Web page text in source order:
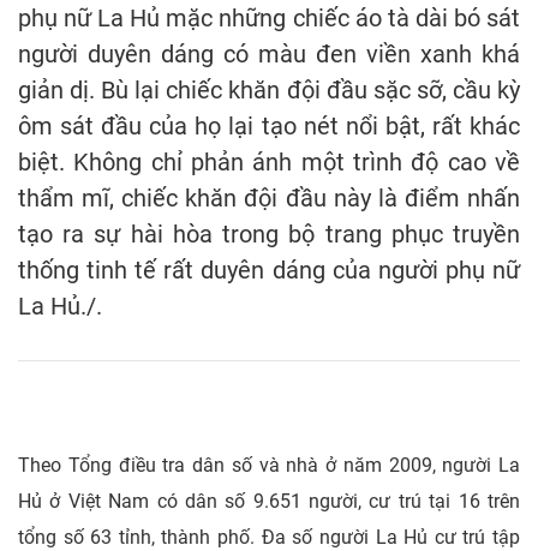
phụ nữ La Hủ mặc những chiếc áo tà dài bó sát
người duyên dáng có màu đen viền xanh khá
giản dị. Bù lại chiếc khăn đội đầu sặc sỡ, cầu kỳ
ôm sát đầu của họ lại tạo nét nổi bật, rất khác
biệt. Không chỉ phản ánh một trình độ cao về
thẩm mĩ, chiếc khăn đội đầu này là điểm nhấn
tạo ra sự hài hòa trong bộ trang phục truyền
thống tinh tế rất duyên dáng của người phụ nữ
La Hủ./.
Theo Tổng điều tra dân số và nhà ở năm 2009, người La
Hủ ở Việt Nam có dân số 9.651 người, cư trú tại 16 trên
tổng số 63 tỉnh, thành phố. Đa số người La Hủ cư trú tập